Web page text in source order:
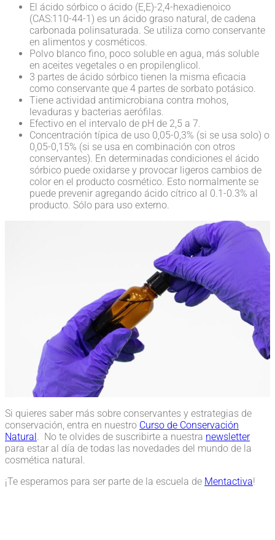
El ácido sórbico o ácido (E,E)-2,4-hexadienoico
(CAS:110-44-1) es un ácido graso natural, de cadena
carbonada polinsaturada. Se utiliza como conservante
en alimentos y cosméticos.
Polvo blanco fino, poco soluble en agua, más soluble
en aceites vegetales o en propilenglicol.
3 partes de ácido sórbico tienen la misma eficacia
como conservante que 4 partes de sorbato potásico.
Tiene actividad antimicrobiana contra mohos,
levaduras y bacterias aerófilas.
Efectivo en el intervalo de pH de 2,5 a 7.
Concentración típica de uso 0,05-0,3% (si se usa solo) o
0,05-0,15% (si se usa en combinación con otros
conservantes). En determinadas condiciones el ácido
sórbico puede oxidarse y provocar ligeros cambios de
color en el producto cosmético. Esto normalmente se
puede prevenir agregando ácido cítrico al 0.1-0.3% al
producto. Sólo para uso externo.
Si quieres saber más sobre conservantes y estrategias de
conservación, entra en nuestro Curso de Conservación
Natural. No te olvides de suscribirte a nuestra newsletter
para estar al día de todas las novedades del mundo de la
cosmética natural.
¡Te esperamos para ser parte de la escuela de Mentactiva!